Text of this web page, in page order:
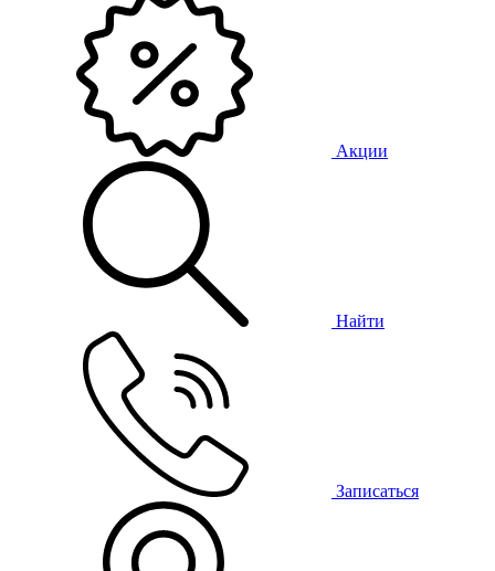
Акции
Найти
Записаться